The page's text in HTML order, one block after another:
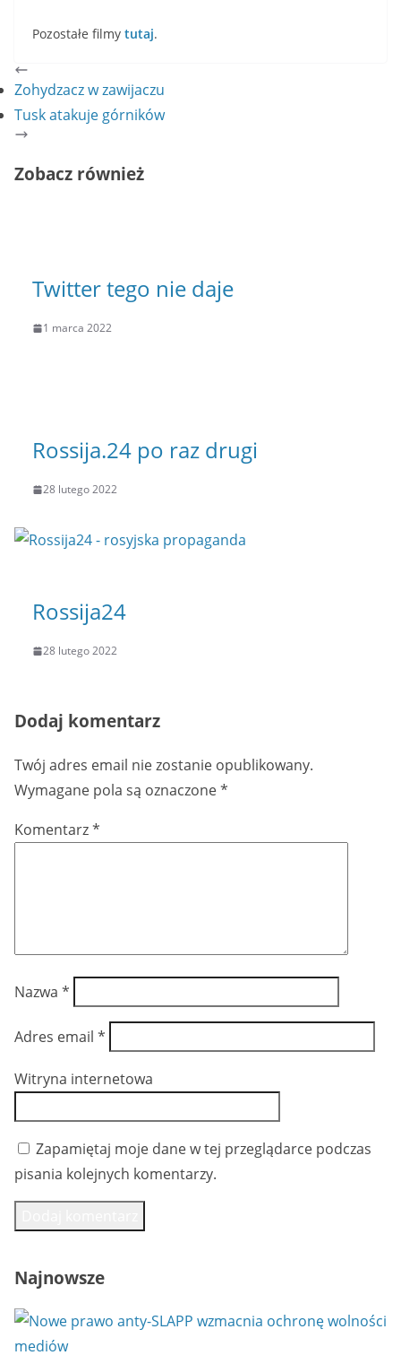
Pozostałe filmy tutaj.
Zohydzacz w zawijaczu
Tusk atakuje górników
Zobacz również
Twitter tego nie daje
1 marca 2022
Rossija.24 po raz drugi
28 lutego 2022
Rossija24
28 lutego 2022
Dodaj komentarz
Twój adres email nie zostanie opublikowany.
Wymagane pola są oznaczone*
Komentarz*
Nazwa *
Adres email *
Witryna internetowa
Zapamiętaj moje dane w tej przeglądarce podczas
pisania kolejnych komentarzy.
Najnowsze